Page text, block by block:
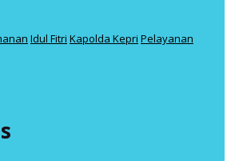
Idul Fitri Kapolda Kepri Pelayanan